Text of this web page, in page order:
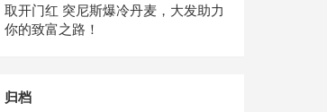
取开门红 突尼斯爆冷丹麦，大发助力
你的致富之路！
归档